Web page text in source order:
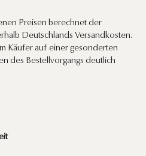
Preisen berechnet der
Deutschlands Versandkosten.
Käufer auf einer gesonderten
des Bestellvorgangs deutlich